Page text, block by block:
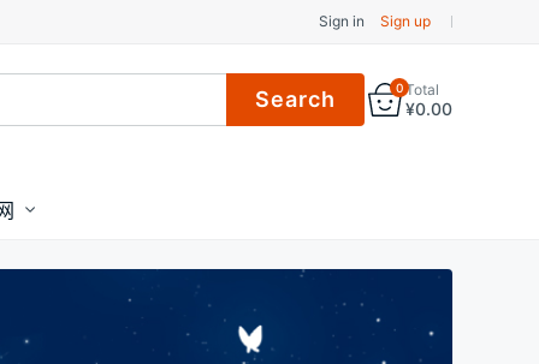
Sign in Sign up
0Total
¥0.00